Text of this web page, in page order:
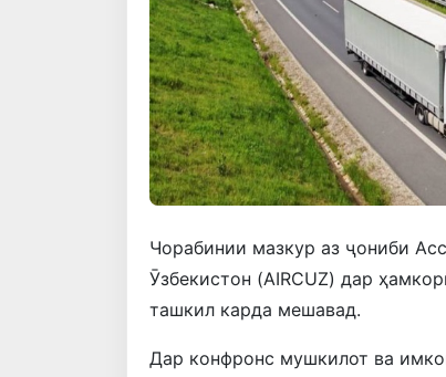
Чорабинии мазкур аз ҷониби
Ӯзбекистон (AIRCUZ) дар
ташкил карда мешавад.
Дар конфронс мушкилот ва